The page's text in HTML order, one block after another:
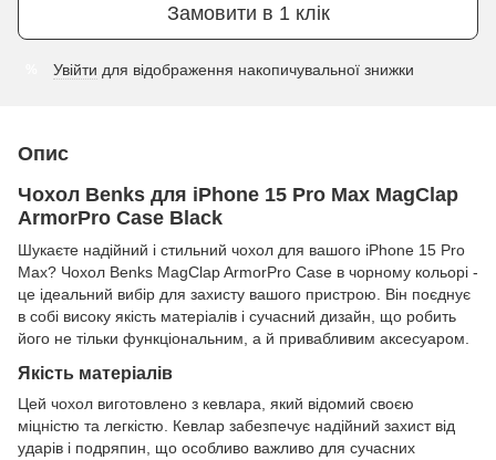
Замовити в 1 клік
Увійти для відображення накопичувальної знижки
Опис
Чохол Benks для iPhone 15 Pro Max MagClap
ArmorPro Case Black
Шукаєте надійний і стильний чохол для вашого iPhone 15 Pro
Max? Чохол Benks MagClap ArmorPro Case в чорному кольорі -
це ідеальний вибір для захисту вашого пристрою. Він поєднує
в собі високу якість матеріалів і сучасний дизайн, що робить
його не тільки функціональним, а й привабливим аксесуаром.
Якість матеріалів
Цей чохол виготовлено з кевлара, який відомий своєю
міцністю та легкістю. Кевлар забезпечує надійний захист від
ударів і подряпин, що особливо важливо для сучасних